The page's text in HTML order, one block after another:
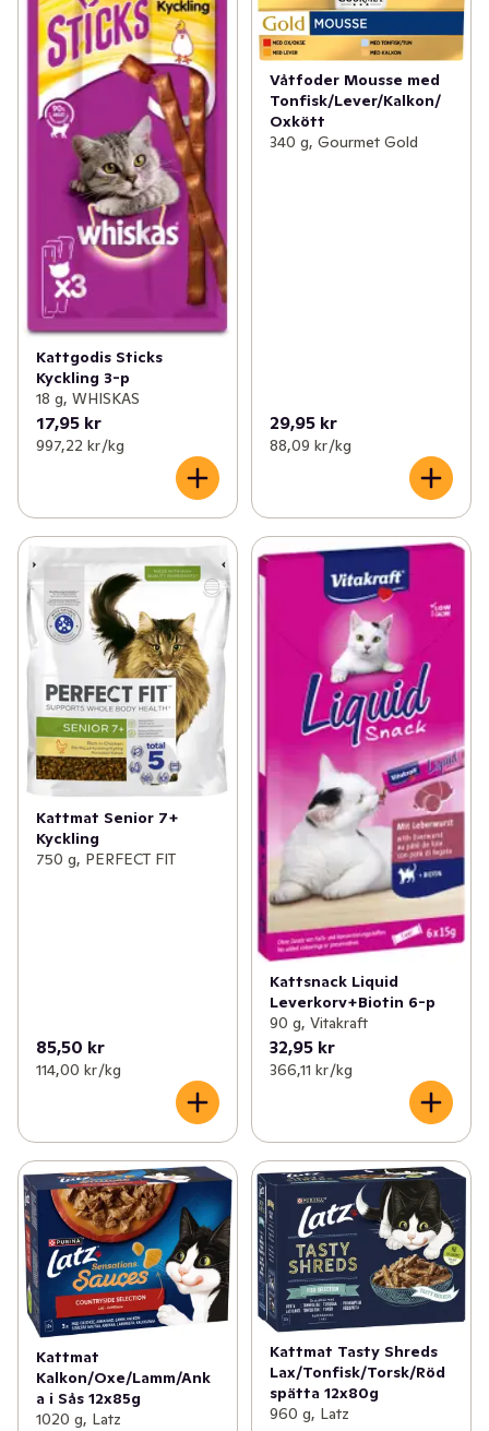
Kattgodis Sticks
Kyckling 3-p
18 g, WHISKAS
17,95 kr
997,22 kr /kg
Våtfoder Mousse med
Tonfisk/Lever/Kalkon/
Oxkött
340 g, Gourmet Gold
29,95 kr
88,09 kr /kg
Kattmat Senior 7+
Kyckling
750 g, PERFECT FIT
85,50 kr
114,00 kr /kg
Kattsnack Liquid
Leverkorv+Biotin 6-p
90 g, Vitakraft
32,95 kr
366,11 kr /kg
Kattmat
Kalkon/Oxe/Lamm/Ank
a i Sås 12x85g
1020 g, Latz
Kattmat Tasty Shreds
Lax/Tonfisk/Torsk/Röd
spätta 12x80g
960 g, Latz